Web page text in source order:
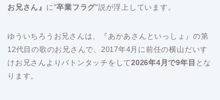
お兄さん』 に”卒業フラグ”説が浮上しています。
ゆういちろうお兄さんは、『あかあさんといっしょ』の第
12代目の歌のお兄さんで、2017年4月に前任の横山だいす
けお兄さんよりバトンタッチをして2026年4月で9年目 とな
ります。